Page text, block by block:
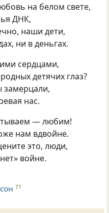
на белом свете,
ДНК,
наши дети,
ни в деньгах.
сердцами,
детячих глаз?
замерцали,
нас.
— любим!
нам вдвойне.
это, люди,
войне.
71